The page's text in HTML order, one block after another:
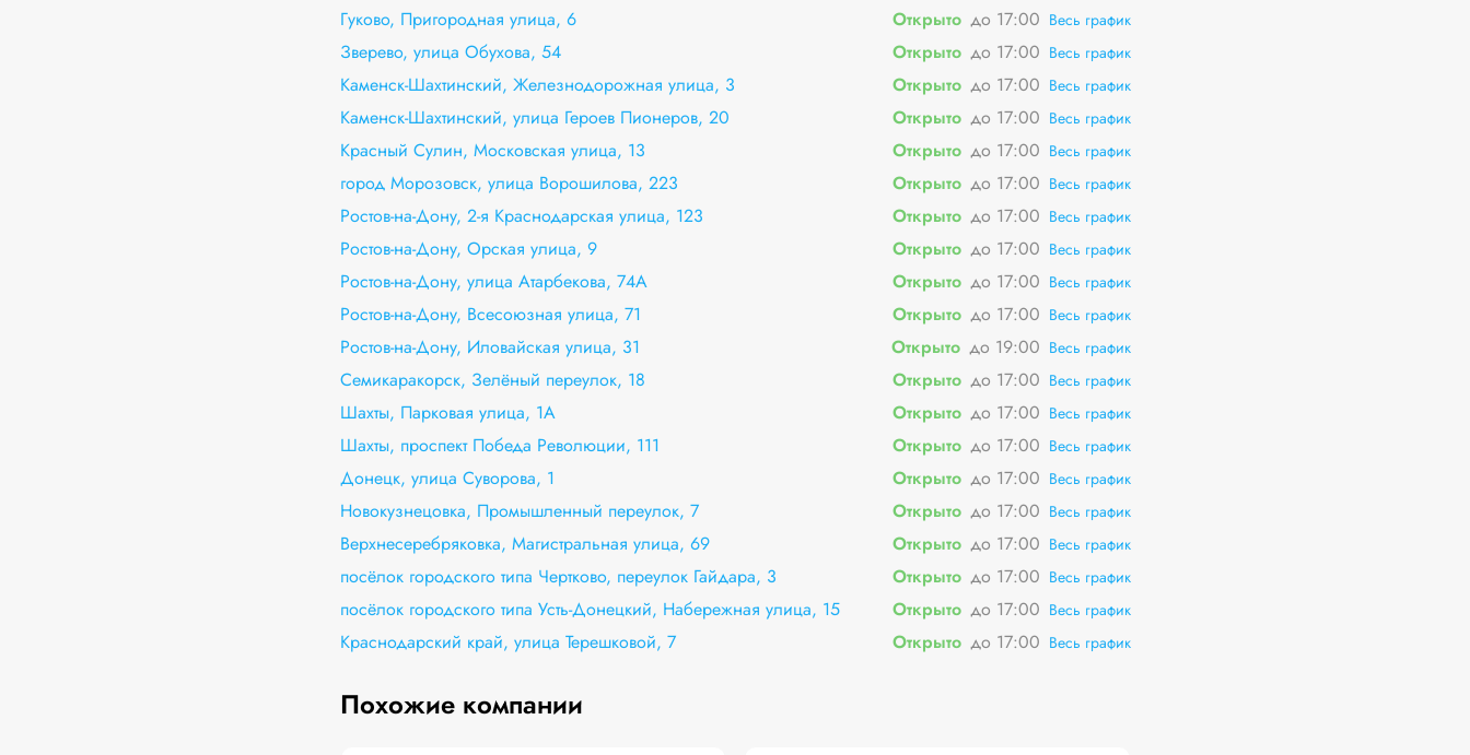
Гуково, Пригородная улица, 6 Открыто до 17:00 Весь график
Зверево, улица Обухова, 54 Открыто до 17:00 Весь график
Каменск-Шахтинский, Железнодорожная улица, 3 Открыто до 17:00 Весь график
Каменск-Шахтинский, улица Героев Пионеров, 20 Открыто до 17:00 Весь график
Красный Сулин, Московская улица, 13 Открыто до 17:00 Весь график
город Морозовск, улица Ворошилова, 223 Открыто до 17:00 Весь график
Ростов-на-Дону, 2-я Краснодарская улица, 123 Открыто до 17:00 Весь график
Ростов-на-Дону, Орская улица, 9 Открыто до 17:00 Весь график
Ростов-на-Дону, улица Атарбекова, 74А Открыто до 17:00 Весь график
Ростов-на-Дону, Всесоюзная улица, 71 Открыто до 17:00 Весь график
Ростов-на-Дону, Иловайская улица, 31 Открыто до 19:00 Весь график
Семикаракорск, Зелёный переулок, 18 Открыто до 17:00 Весь график
Шахты, Парковая улица, 1А Открыто до 17:00 Весь график
Шахты, проспект Победа Революции, 111 Открыто до 17:00 Весь график
Донецк, улица Суворова, 1 Открыто до 17:00 Весь график
Новокузнецовка, Промышленный переулок, 7 Открыто до 17:00 Весь график
Верхнесеребряковка, Магистральная улица, 69 Открыто до 17:00 Весь график
посёлок городского типа Чертково, переулок Гайдара, 3 Открыто до 17:00 Весь график
посёлок городского типа Усть-Донецкий, Набережная улица, 15 Открыто до 17:00 Весь график
Краснодарский край, улица Терешковой, 7 Открыто до 17:00 Весь график
Похожие компании